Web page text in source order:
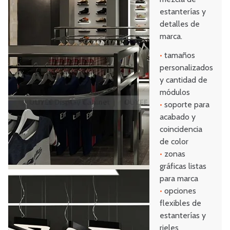
estanterías y
detalles de
marca.
• tamaños
personalizados
y cantidad de
módulos
• soporte para
acabado y
coincidencia
de color
• zonas
gráficas listas
para marca
• opciones
flexibles de
estanterías y
rieles